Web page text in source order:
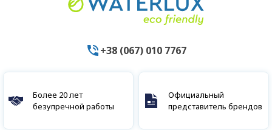
+38 (067) 010 7767
Более 20 лет
безупречной работы
Официальный
представитель брендов